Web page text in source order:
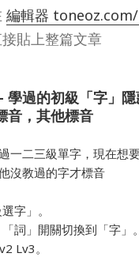
編輯器
貼上整篇文章
學過的初級「字」隱
音，其他標音
一二三級單字，現在想
沒教過的字才標音
字」。
詞」開關切換到「字」。
Lv3。